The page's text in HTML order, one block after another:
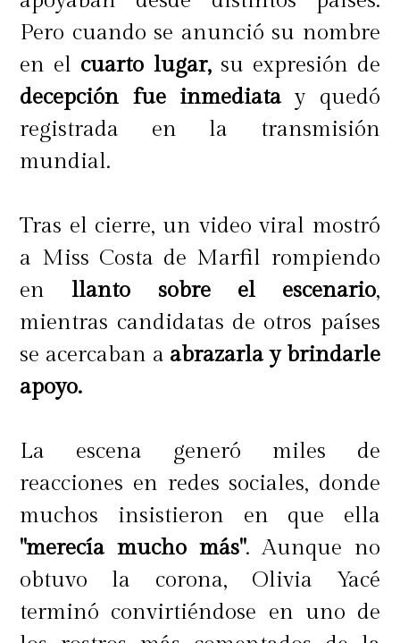
Pero cuando se anunció su nombre
en el cuarto lugar,su expresión de
decepción fue inmediatay quedó
registrada en la transmisión
mundial.
Tras el cierre, un video viral mostró
a Miss Costa de Marfil rompiendo
enllanto sobre el escenario,
mientras candidatas de otros países
se acercaban a abrazarla y brindarle
apoyo.
La escena generó miles de
reacciones en redes sociales, donde
muchos insistieron en que ella
"merecía mucho más". Aunque no
obtuvo la corona, Olivia Yacé
terminó convirtiéndose en uno de